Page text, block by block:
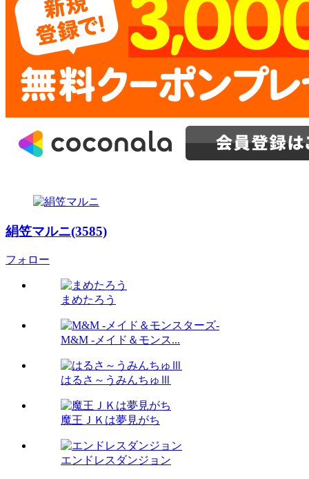
絹笠マルニ(3585)
フォロー
まめたろう
M&M -メイド＆モンス...
はるさ～うみんちゅⅢ
魔王ＪＫは夢見がち
エンドレスダンジョン